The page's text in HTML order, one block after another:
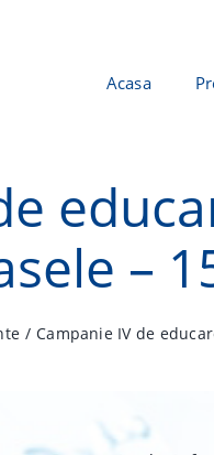
Acasa
–
Campanie IV de